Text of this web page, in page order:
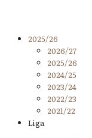
2025/26
2026/27
2025/26
2024/25
2023/24
2022/23
2021/22
Liga